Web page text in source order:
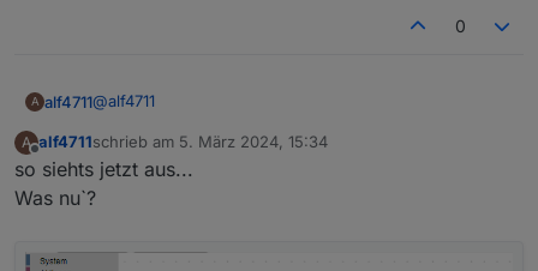
0
A alf4711@alf4711
das ist jetzt das Feld "Java Script etwas tun" feld - da ist
auch das entsprechende "script" drin. Was muss ich
jetzt machen?
A
Offline
alf4711schrieb am 5. März 2024, 15:34
zuletzt editiert von
so siehts jetzt aus...
Was nu`?